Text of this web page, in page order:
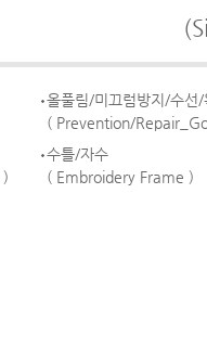
올풀림/미끄럼방지/수선/
( Prevention/
수틀/자수
( Embroidery Frame )